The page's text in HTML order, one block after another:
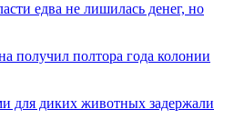
едва не лишилась денег, но
получил полтора года колонии
для диких животных задержали